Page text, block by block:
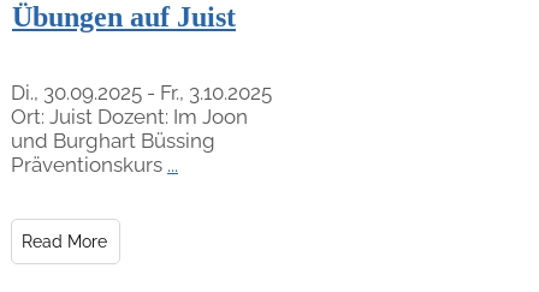
Übungen auf Juist
Di., 30.09.2025 - Fr., 3.10.2025
Ort: Juist Dozent: Im Joon
und Burghart Büssing
Präventionskurs ...
Read More